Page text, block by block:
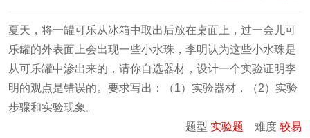
夏天，将一罐可乐从冰箱中取出后放在桌面上，过一会儿可
乐罐的外表面上会出现一些小水珠，李明认为这些小水珠是
从可乐罐中渗出来的，请你自选器材，设计一个实验证明李
明的观点是错误的。要求写出：（1）实验器材，（2）实验
步骤和实验现象。
题型 实验题 难度 较易